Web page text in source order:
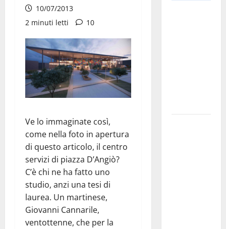
10/07/2013
2 minuti letti
10
Ve lo immaginate così,
come nella foto in apertura
di questo articolo, il centro
servizi di piazza D’Angiò?
C’è chi ne ha fatto uno
studio, anzi una tesi di
laurea. Un martinese,
Giovanni Cannarile,
ventottenne, che per la